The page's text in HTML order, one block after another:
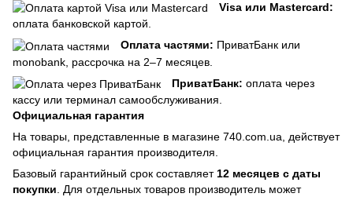
Visa или Mastercard:
оплата банковской картой.
Оплата частями: ПриватБанк или
monobank, рассрочка на 2–7 месяцев.
ПриватБанк: оплата через
кассу или терминал самообслуживания.
Официальная гарантия
На товары, представленные в магазине 740.com.ua, действует
официальная гарантия производителя.
Базовый гарантийный срок составляет 12 месяцев с даты
покупки . Для отдельных товаров производитель может